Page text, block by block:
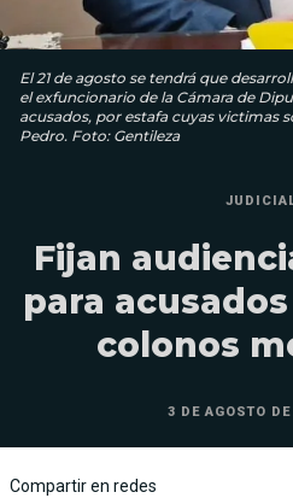
El 21 de agosto se tendrá que
el exfuncionario de la Cámara de
acusados, por estafa cuyas victimas
Pedro. Foto: Gentileza
Fijan
para
colonos
3 DE AGOSTO
Compartir en redes